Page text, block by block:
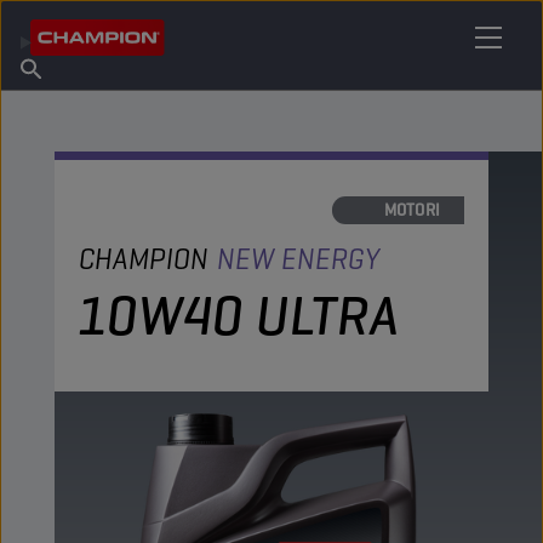
Informazioni su Champion
Trova un punto vendita
OLI MOTORI
CHAMPION NEW ENERGY
10W40 ULTRA